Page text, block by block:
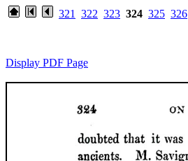
321 322 323 324 325 326
Display PDF Page